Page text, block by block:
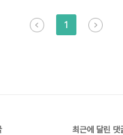
"선그리기"를 실행을 해보세
1
최근에 달린 댓